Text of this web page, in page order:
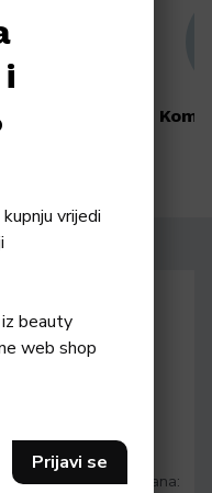
Kombinirana koža
PDRN 100
cijena posljednjih 30 dana:
vrijedi
beauty
web shop